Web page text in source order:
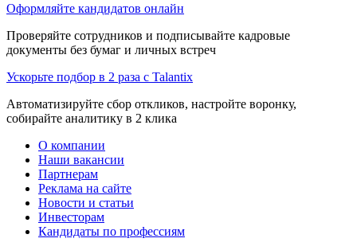
Оформляйте кандидатов онлайн
Проверяйте сотрудников и подписывайте кадровые
документы без бумаг и личных встреч
Ускорьте подбор в 2 раза с Talantix
Автоматизируйте сбор откликов, настройте воронку,
собирайте аналитику в 2 клика
О компании
Наши вакансии
Партнерам
Реклама на сайте
Новости и статьи
Инвесторам
Кандидаты по профессиям